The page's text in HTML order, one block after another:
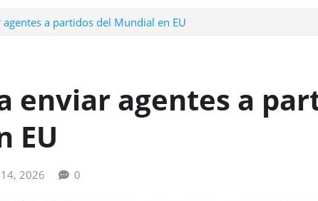
agentes a partidos del Mundial en EU
enviar agentes a
EU
2026 0